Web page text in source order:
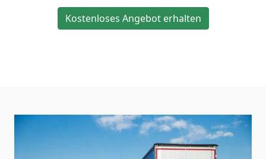
Kostenloses Angebot erhalten